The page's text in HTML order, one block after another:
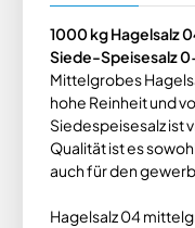
1000 kg Hagelsalz
Siede-Speisesalz
Mittelgrobes
hohe Reinheit und
Siedespeisesalz ist
Qualität ist es
auch für den
Hagelsalz 04